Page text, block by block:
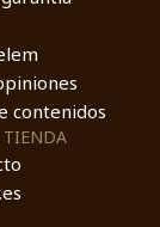
contenidos